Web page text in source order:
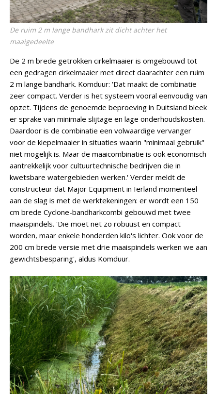
De ruim 2 m lange bandhark zit dicht achter het
maaigedeelte
De 2 m brede getrokken cirkelmaaier is omgebouwd tot
een gedragen cirkelmaaier met direct daarachter een ruim
2 m lange bandhark. Komduur: 'Dat maakt de combinatie
zeer compact. Verder is het systeem vooral eenvoudig van
opzet. Tijdens de genoemde beproeving in Duitsland bleek
er sprake van minimale slijtage en lage onderhoudskosten.
Daardoor is de combinatie een volwaardige vervanger
voor de klepelmaaier in situaties waarin "minimaal gebruik"
niet mogelijk is. Maar de maaicombinatie is ook economisch
aantrekkelijk voor cultuurtechnische bedrijven die in
kwetsbare watergebieden werken.' Verder meldt de
constructeur dat Major Equipment in Ierland momenteel
aan de slag is met de werktekeningen: er wordt een 150
cm brede Cyclone-bandharkcombi gebouwd met twee
maaispindels. 'Die moet net zo robuust en compact
worden, maar enkele honderden kilo's lichter. Ook voor de
200 cm brede versie met drie maaispindels werken we aan
gewichtsbesparing', aldus Komduur.